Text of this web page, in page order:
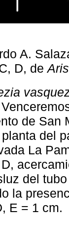
A.
D, de
de San
del
La
del
la
E = 1 cm.